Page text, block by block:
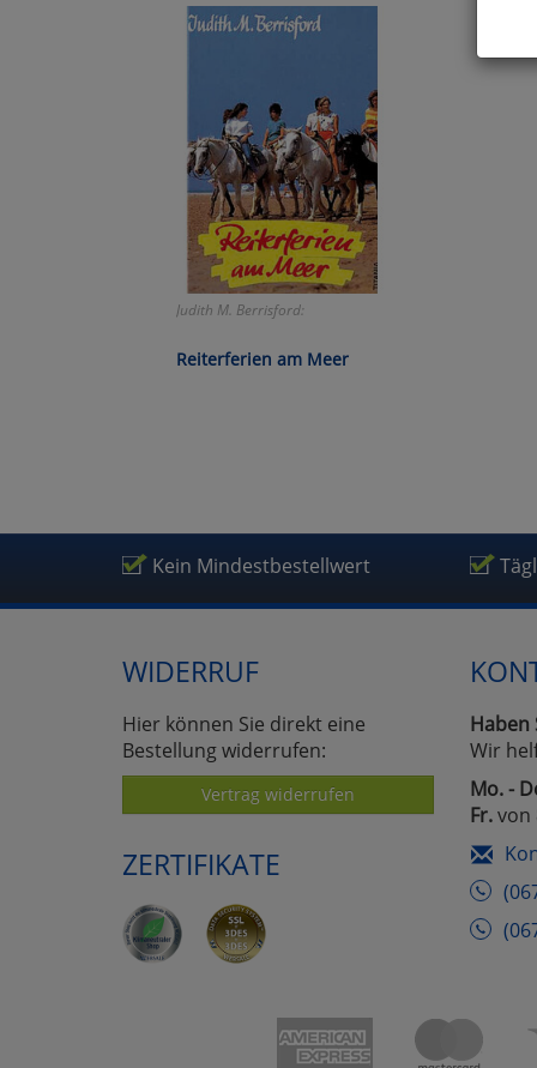
Judith M. Berrisford:
Reiterferien am Meer
Kein Mindestbestellwert
WIDERRUF
Hier können Sie direkt eine
Bestellung widerrufen:
Vertrag widerrufen
ZERTIFIKATE
Haben
Wir
Mo. -
Fr.von